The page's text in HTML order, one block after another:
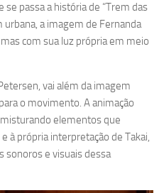
passa a história de “Trem das
urbana, a imagem de Fernanda
com sua luz própria em meio
vai além da imagem
o movimento. A animação
elementos que
à própria interpretação de Takai,
sonoros e visuais dessa